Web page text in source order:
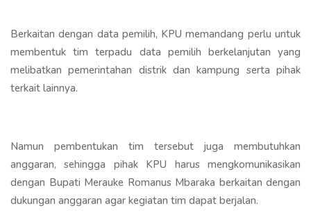
Berkaitan dengan data pemilih, KPU memandang perlu untuk
membentuk tim terpadu data pemilih berkelanjutan yang
melibatkan pemerintahan distrik dan kampung serta pihak
terkait lainnya.
Namun pembentukan tim tersebut juga membutuhkan
anggaran, sehingga pihak KPU harus mengkomunikasikan
dengan Bupati Merauke Romanus Mbaraka berkaitan dengan
dukungan anggaran agar kegiatan tim dapat berjalan.